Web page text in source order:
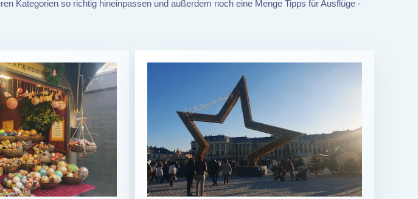
Kategorien so richtig hineinpassen und außerdem noch eine Menge Tipps für Ausflüge -